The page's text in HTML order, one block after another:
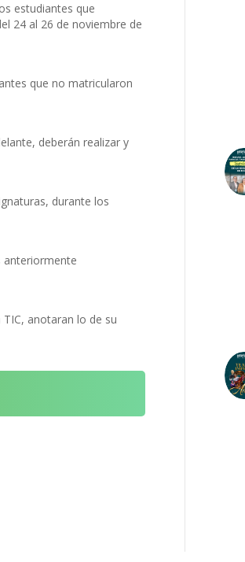
estudiantes que
24 al 26 de noviembre de
que no matricularon
deberán realizar y
durante los
anteriormente
anotaran lo de su